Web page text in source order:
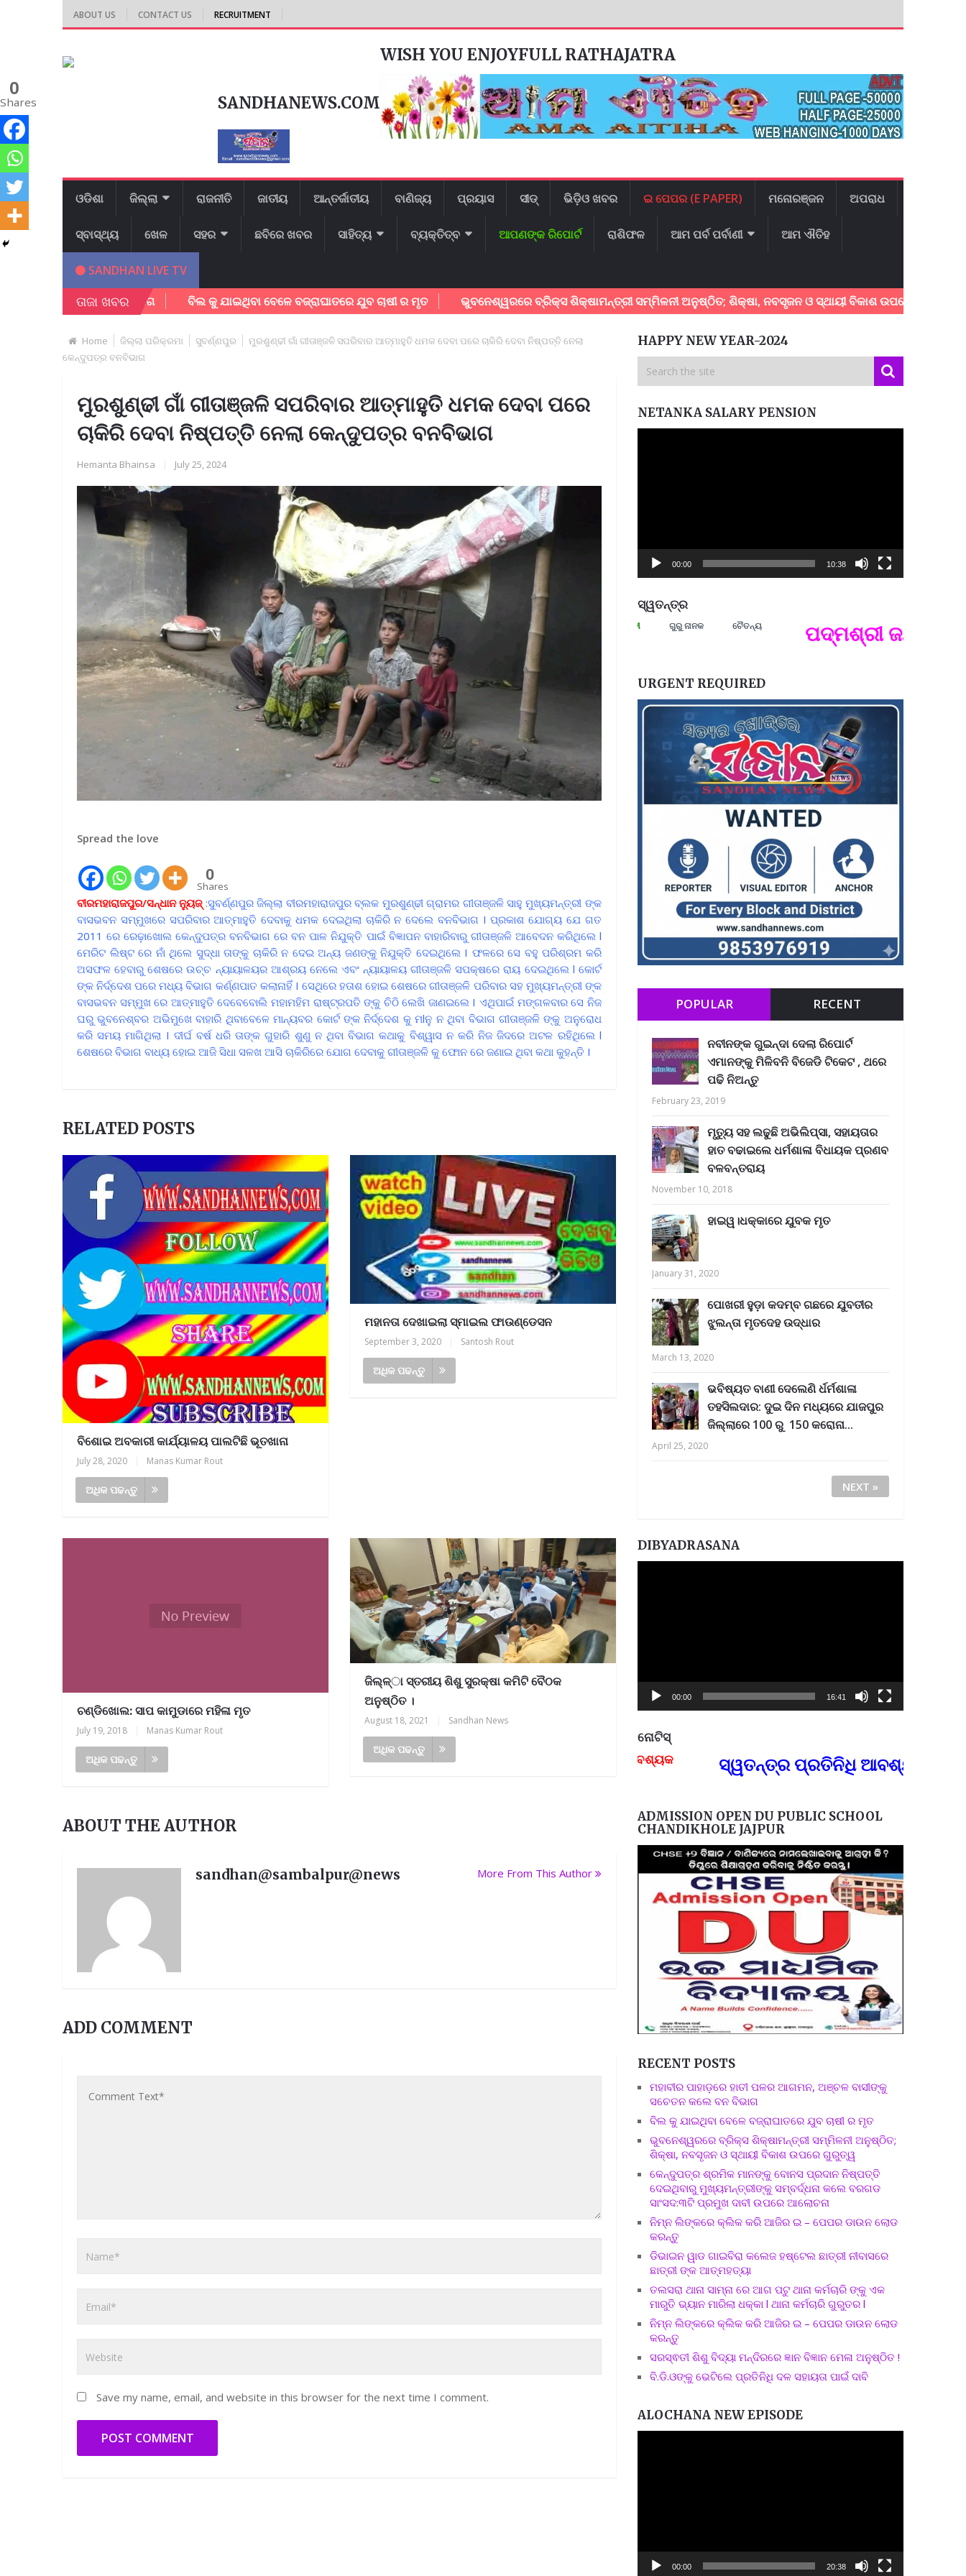
ABOUT US CONTACT US RECRUITMENT
WISH YOU ENJOYFULL RATHAJATRA
SANDHANEWS.COM
ଓଡିଶା ଜିଲ୍ଲା ରାଜନୀତି ଜାତୀୟ ଆନ୍ତର୍ଜାତୀୟ ବାଣିଜ୍ୟ ପ୍ରୟାସ ସୀଡ୍ ଭିଡ଼ିଓ ଖବର ଇ ପେପର (E PAPER) ମନୋରଞ୍ଜନ ଅପରାଧ
ସ୍ବାସ୍ଥ୍ୟ ଖେଳ ସହର ଛବିରେ ଖବର ସାହିତ୍ୟ ବ୍ୟକ୍ତିତ୍ବ ଆପଣଙ୍କ ରିପୋର୍ଟ ରାଶିଫଳ ଆମ ପର୍ବ ପର୍ବାଣୀ ଆମ ଐତିହ
SANDHAN LIVE TV
ତାଜା ଖବର
କଲେ ବନ ବିଭାଗ ବିଲ କୁ ଯାଇଥିବା ବେଳେ ବଜ୍ରାଘାତରେ ଯୁବ ଚାଷୀ ର ମୃତ ଭୁବନେଶ୍ୱରରେ ବ୍ରିକ୍ସ ଶିକ୍ଷାମନ୍ତ୍ରୀ ସମ୍ମିଳନୀ ଅନୁଷ୍ଠିତ; ଶିକ୍ଷା, ନବସୃଜନ ଓ ସ୍ଥାୟୀ ବିକାଶ ଉପରେ ଗୁରୁତ୍ୱ
Home ଜିଲ୍ଲା ପରିକ୍ରମା ସୁବର୍ଣ୍ଣପୁର
ମୁରଶୁଣ୍ଢୀ ଗାଁ ଗୀତାଞ୍ଜଳି ସପରିବାର ଆତ୍ମାହୁତି ଧମକ ଦେବା ପରେ ଚାକିରି ଦେବା ନିଷ୍ପତ୍ତି ନେଲା
କେନ୍ଦୁପତ୍ର ବନବିଭାଗ
ମୁରଶୁଣ୍ଢୀ ଗାଁ ଗୀତାଞ୍ଜଳି ସପରିବାର ଆତ୍ମାହୁତି ଧମକ ଦେବା ପରେ
ଚାକିରି ଦେବା ନିଷ୍ପତ୍ତି ନେଲା କେନ୍ଦୁପତ୍ର ବନବିଭାଗ
Hemanta Bhainsa July 25, 2024
Spread the love
0
Shares
ବୀରମହାରାଜପୁର/ସନ୍ଧାନ ନ୍ୟୁଜ୍ :ସୁବର୍ଣ୍ଣପୁର ଜିଲ୍ଲା ବୀରମହାରାଜପୁର ବ୍ଲକ ମୁରଶୁଣ୍ଢୀ ଗ୍ରାମର ଗୀତାଞ୍ଜଳି ସାହୁ ମୁଖ୍ୟମନ୍ତ୍ରୀ ଙ୍କ
ବାସଭବନ ସମ୍ମୁଖରେ ସପରିବାର ଆତ୍ମାହୁତି ଦେବାକୁ ଧମକ ଦେଇଥିଲା ଚାକିରି ନ ଦେଲେ ବନବିଭାଗ I ପ୍ରକାଶ ଯୋଗ୍ୟ ଯେ ଗତ
2011 ରେ ରେଢ଼ାଖୋଲ କେନ୍ଦୁପତ୍ର ବନବିଭାଗ ରେ ବନ ପାଳ ନିଯୁକ୍ତି ପାଇଁ ବିଜ୍ଞାପନ ବାହାରିବାରୁ ଗୀତାଞ୍ଜଳି ଆବେଦନ କରିଥିଲେ l
ମେରିଟ ଲିଷ୍ଟ ରେ ନାଁ ଥିଲେ ସୁଦ୍ଧା ତାଙ୍କୁ ଚାକିରି ନ ଦେଇ ଅନ୍ୟ ଜଣଙ୍କୁ ନିଯୁକ୍ତି ଦେଇଥିଲେ I ଫଳରେ ସେ ବହୁ ପରିଶ୍ରମ କରି
ଅସଫଳ ହେବାରୁ ଶେଷରେ ଉଚ୍ଚ ନ୍ୟାୟାଳୟର ଆଶ୍ରୟ ନେଲେ ଏବଂ ନ୍ୟାୟାଳୟ ଗୀତାଞ୍ଜଳି ସପକ୍ଷରେ ରାୟ ଦେଇଥିଲେ l କୋର୍ଟ
ଙ୍କ ନିର୍ଦ୍ଦେଶ ପରେ ମଧ୍ୟ ବିଭାଗ କର୍ଣ୍ଣପାତ କଲାନାହିଁ I ସେଥିରେ ହତାଶ ହୋଇ ଶେଷରେ ଗୀତାଞ୍ଜଳି ପରିବାର ସହ ମୁଖ୍ୟମନ୍ତ୍ରୀ ଙ୍କ
ବାସଭବନ ସମ୍ମୁଖ ରେ ଆତ୍ମାହୁତି ଦେବେବୋଲି ମହାମହିମ ରାଷ୍ଟ୍ରପତି ଙ୍କୁ ଚିଠି ଲେଖି ଜାଣଇଲେ I ଏଥିପାଇଁ ମଙ୍ଗଳବାର ସେ ନିଜ
ଘରୁ ଭୁବନେଶ୍ବର ଅଭିମୁଖେ ବାହାରି ଥିବାବେଳେ ମାନ୍ୟବର କୋର୍ଟ ଙ୍କ ନିର୍ଦ୍ଦେଶ କୁ ମlନୁ ନ ଥିବା ବିଭାଗ ଗୀତାଞ୍ଜଳି ଙ୍କୁ ଅନୁରୋଧ
କରି ସମୟ ମାଗିଥିଲା I ଦୀର୍ଘ ବର୍ଷ ଧରି ତାଙ୍କ ଗୁହାରି ଶୁଣୁ ନ ଥିବା ବିଭାଗ କଥାକୁ ବିଶ୍ୱାସ ନ କରି ନିଜ ଜିଦରେ ଅଟଳ ରହିଥିଲେ l
ଶେଷରେ ବିଭାଗ ବାଧ୍ୟ ହୋଇ ଆଜି ସିଧା ସଳଖ ଆସି ଚାକିରିରେ ଯୋଗ ଦେବାକୁ ଗୀତାଞ୍ଜଳି କୁ ଫୋନ ରେ ଜଣାଇ ଥିବା କଥା କୁହନ୍ତି I
0
Shares
RELATED POSTS
ବିଶୋଇ ଅବକାରୀ କାର୍ଯ୍ୟାଳୟ ପାଲଟିଛି ଭୂତଖାନା
July 28, 2020 Manas Kumar Rout
ଅଧିକ ପଢନ୍ତୁ
ମହାନତା ଦେଖାଇଲା ସ୍ମାଇଲ ଫାଉଣ୍ଡେସନ
September 3, 2020 Santosh Rout
ଅଧିକ ପଢନ୍ତୁ
ଚଣ୍ଡିଖୋଲ: ସାପ କାମୁଡାରେ ମହିଳା ମୃତ
July 19, 2018 Manas Kumar Rout
ଅଧିକ ପଢନ୍ତୁ
ଜିଲ୍ଳ୍ା ସ୍ତରୀୟ ଶିଶୁ ସୁରକ୍ଷା କମିଟି ବୈଠକ
ଅନୁଷ୍ଠିତ ।
August 18, 2021 Sandhan News
ଅଧିକ ପଢନ୍ତୁ
ABOUT THE AUTHOR
sandhan@sambalpur@news More From This Author
ADD COMMENT
Save my name, email, and website in this browser for the next time I comment.
HAPPY NEW YEAR-2024
NETANKA SALARY PENSION
00:00 10:38
ସ୍ୱତନ୍ତ୍ର
ଗୁରୁ ନାନକ ଚୈତନ୍ୟ ପଦ୍ମଶ୍ରୀ ଜୟନ୍ତ
URGENT REQUIRED
POPULAR RECENT
ନବୀନଙ୍କ ଗୁଇନ୍ଦା ଦେଲା ରିପୋର୍ଟ
ଏମାନଙ୍କୁ ମିଳିବନି ବିଜେଡି ଟିକେଟ , ଥରେ
ପଢି ନିଅନ୍ତୁ
February 23, 2019
ମୃତ୍ୟୁ ସହ ଲଢୁଛି ଅଭିଲିପ୍ସା, ସହାୟତାର
ହାତ ବଢାଇଲେ ଧର୍ମଶାଳା ବିଧାୟକ ପ୍ରଣବ
ବଳବନ୍ତରାୟ
November 10, 2018
ହାଇୱ।ଧକ୍କାରେ ଯୁବକ ମୃତ
January 31, 2020
ପୋଖରୀ ହୁଡ଼ା କଦମ୍ବ ଗଛରେ ଯୁବତୀର
ଝୁଲନ୍ତା ମୃତଦେହ ଉଦ୍ଧାର
March 13, 2020
ଭବିଷ୍ୟତ ବାଣୀ ଦେଲେଣି ର୍ଧର୍ମଶାଳା
ତହସିଲଦାର: ଦୁଇ ଦିନ ମଧ୍ୟରେ ଯାଜପୁର
ଜିଲ୍ଲାରେ 100 ରୁ 150 କରୋନା...
April 25, 2020
NEXT »
DIBYADRASANA
00:00 16:41
ନୋଟିସ୍
ସ୍ୱତନ୍ତ୍ର ପ୍ରତିନିଧି ଆବଶ୍ୟକ,
ADMISSION OPEN DU PUBLIC SCHOOL
CHANDIKHOLE JAJPUR
RECENT POSTS
ମହାବୀର ପାହାଡ଼ରେ ହାତୀ ପଳର ଆଗମନ, ଅଞ୍ଚଳ ବାସୀଙ୍କୁ
ସଚେତନ କଲେ ବନ ବିଭାଗ
ବିଲ କୁ ଯାଇଥିବା ବେଳେ ବଜ୍ରାଘାତରେ ଯୁବ ଚାଷୀ ର ମୃତ
ଭୁବନେଶ୍ୱରରେ ବ୍ରିକ୍ସ ଶିକ୍ଷାମନ୍ତ୍ରୀ ସମ୍ମିଳନୀ ଅନୁଷ୍ଠିତ;
ଶିକ୍ଷା, ନବସୃଜନ ଓ ସ୍ଥାୟୀ ବିକାଶ ଉପରେ ଗୁରୁତ୍ୱ
କେନ୍ଦୁପତ୍ର ଶ୍ରମିକ ମାନଙ୍କୁ ବୋନସ ପ୍ରଦାନ ନିଷ୍ପତ୍ତି
ଦେଇଥିବାରୁ ମୁଖ୍ୟମନ୍ତ୍ରୀଙ୍କୁ ସମ୍ବର୍ଦ୍ଧନା କଲେ ବରଗଡ
ସାଂସଦ:୩ଟି ପ୍ରମୁଖ ଦାବୀ ଉପରେ ଆଲୋଚନା
ନିମ୍ନ ଲିଙ୍କରେ କ୍ଲିକ କରି ଆଜିର ଇ – ପେପର ଡାଉନ ଲୋଡ
କରନ୍ତୁ
ଡିଭାଇନ ୱାଡ ଗାଇବିରା କଲେଜ ହଷ୍ଟେଲ ଛାତ୍ରୀ ନୀବାସରେ
ଛାତ୍ରୀ ଙ୍କ ଆତ୍ମହତ୍ୟା
ତଲସରା ଥାନା ସାମ୍ନା ରେ ଆଗ ପଟୁ ଥାନା କର୍ମଚାରି ଙ୍କୁ ଏକ
ମାରୁତି ଭ୍ୟାନ ମାରିଲା ଧକ୍କା l ଥାନା କର୍ମଚାରି ଗୁରୁତର l
ନିମ୍ନ ଲିଙ୍କରେ କ୍ଲିକ କରି ଆଜିର ଇ – ପେପର ଡାଉନ ଲୋଡ
କରନ୍ତୁ
ସରସ୍ଵତୀ ଶିଶୁ ବିଦ୍ୟା ମନ୍ଦିରରେ ଜ୍ଞାନ ବିଜ୍ଞାନ ମେଳା ଅନୁଷ୍ଠିତ !
ବି.ଡି.ଓଙ୍କୁ ଭେଟିଲେ ପ୍ରତିନିଧି ଦଳ ସହାୟତା ପାଇଁ ଦାବି
ALOCHANA NEW EPISODE
00:00 20:38